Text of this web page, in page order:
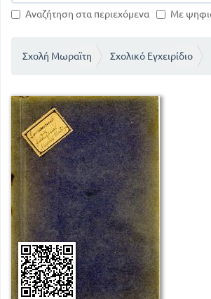
Αναζήτηση στα περιεχόμενα Με
Σχολή Μωραϊτη Σχολικό Εγχειρίδιο